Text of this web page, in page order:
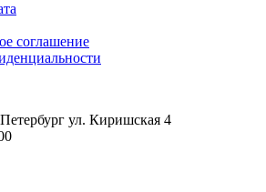
соглашение
195299 г.Санкт-Петербург ул. Киришская 4